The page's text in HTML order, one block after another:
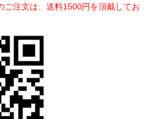
注文は、送料1500円を頂戴してお